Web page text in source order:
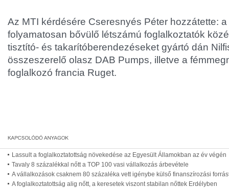
Az MTI kérdésére Cseresnyés Péter hozzátette:
folyamatosan bővülő létszámú foglalkoztatók
tisztító- és takarítóberendezéseket gyártó dán
összeszerelő olasz DAB Pumps, illetve a
foglalkozó francia Ruget.
Lassult a foglalkoztatottság növekedése az Egyesült Államokban az év végén
Tavaly 8 százalékkal nőtt a TOP 100 vasi vállalkozás árbevétele
A vállalkozások csaknem 80 százaléka vett igénybe külső finanszírozási
A foglalkoztatottság alig nőtt, a keresetek viszont stabilan nőttek Erdélyben